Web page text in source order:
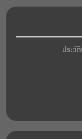
ประวั